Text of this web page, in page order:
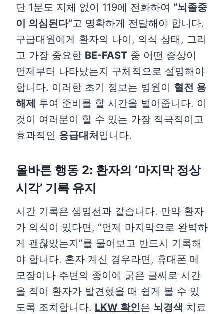
단 1분도 지체 없이 119에 전화하여 “뇌졸중
이 의심된다”고 명확하게 전달해야 합니다.
구급대원에게 환자의 나이, 의식 상태, 그리
고 가장 중요한 BE-FAST 중 어떤 증상이
언제부터 나타났는지 구체적으로 설명해야
합니다. 이러한 초기 정보는 병원이 혈전 용
해제 투여 준비를 할 시간을 벌어줍니다. 이
것이 여러분이 할 수 있는 가장 적극적이고
효과적인 응급대처입니다.
올바른 행동 2: 환자의 ‘마지막 정상
시각’ 기록 유지
시간 기록은 생명선과 같습니다. 만약 환자
가 의식이 있다면, “언제 마지막으로 완벽하
게 괜찮았는지”를 물어보고 반드시 기록해
야 합니다. 혼자 계신 경우라면, 휴대폰 메
모장이나 주변의 종이에 굵은 글씨로 시간
을 적어 환자가 발견했을 때 쉽게 볼 수 있
도록 조치합니다. LKW 확인은 뇌경색 치료